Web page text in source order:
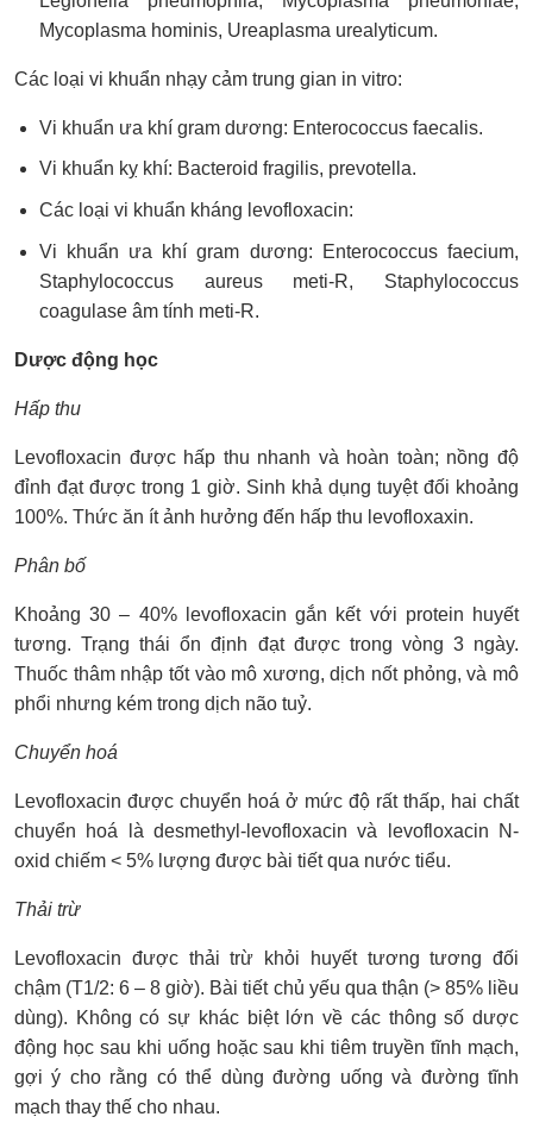
Mycoplasma hominis, Ureaplasma urealyticum.
Các loại vi khuẩn nhạy cảm trung gian in vitro:
Vi khuẩn ưa khí gram dương: Enterococcus faecalis.
Vi khuẩn kỵ khí: Bacteroid fragilis, prevotella.
Các loại vi khuẩn kháng levofloxacin:
Vi khuẩn ưa khí gram dương: Enterococcus faecium,
Staphylococcus aureus meti-R, Staphylococcus
coagulase âm tính meti-R.
Dược động học
Hấp thu
Levofloxacin được hấp thu nhanh và hoàn toàn; nồng độ
đỉnh đạt được trong 1 giờ. Sinh khả dụng tuyệt đối khoảng
100%. Thức ăn ít ảnh hưởng đến hấp thu levofloxaxin.
Phân bố
Khoảng 30 – 40% levofloxacin gắn kết với protein huyết
tương. Trạng thái ổn định đạt được trong vòng 3 ngày.
Thuốc thâm nhập tốt vào mô xương, dịch nốt phỏng, và mô
phổi nhưng kém trong dịch não tuỷ.
Chuyển hoá
Levofloxacin được chuyển hoá ở mức độ rất thấp, hai chất
chuyển hoá là desmethyl-levofloxacin và levofloxacin N-
oxid chiếm < 5% lượng được bài tiết qua nước tiểu.
Thải trừ
Levofloxacin được thải trừ khỏi huyết tương tương đối
chậm (T1/2: 6 – 8 giờ). Bài tiết chủ yếu qua thận (> 85% liều
dùng). Không có sự khác biệt lớn về các thông số dược
động học sau khi uống hoặc sau khi tiêm truyền tĩnh mạch,
gợi ý cho rằng có thể dùng đường uống và đường tĩnh
mạch thay thế cho nhau.